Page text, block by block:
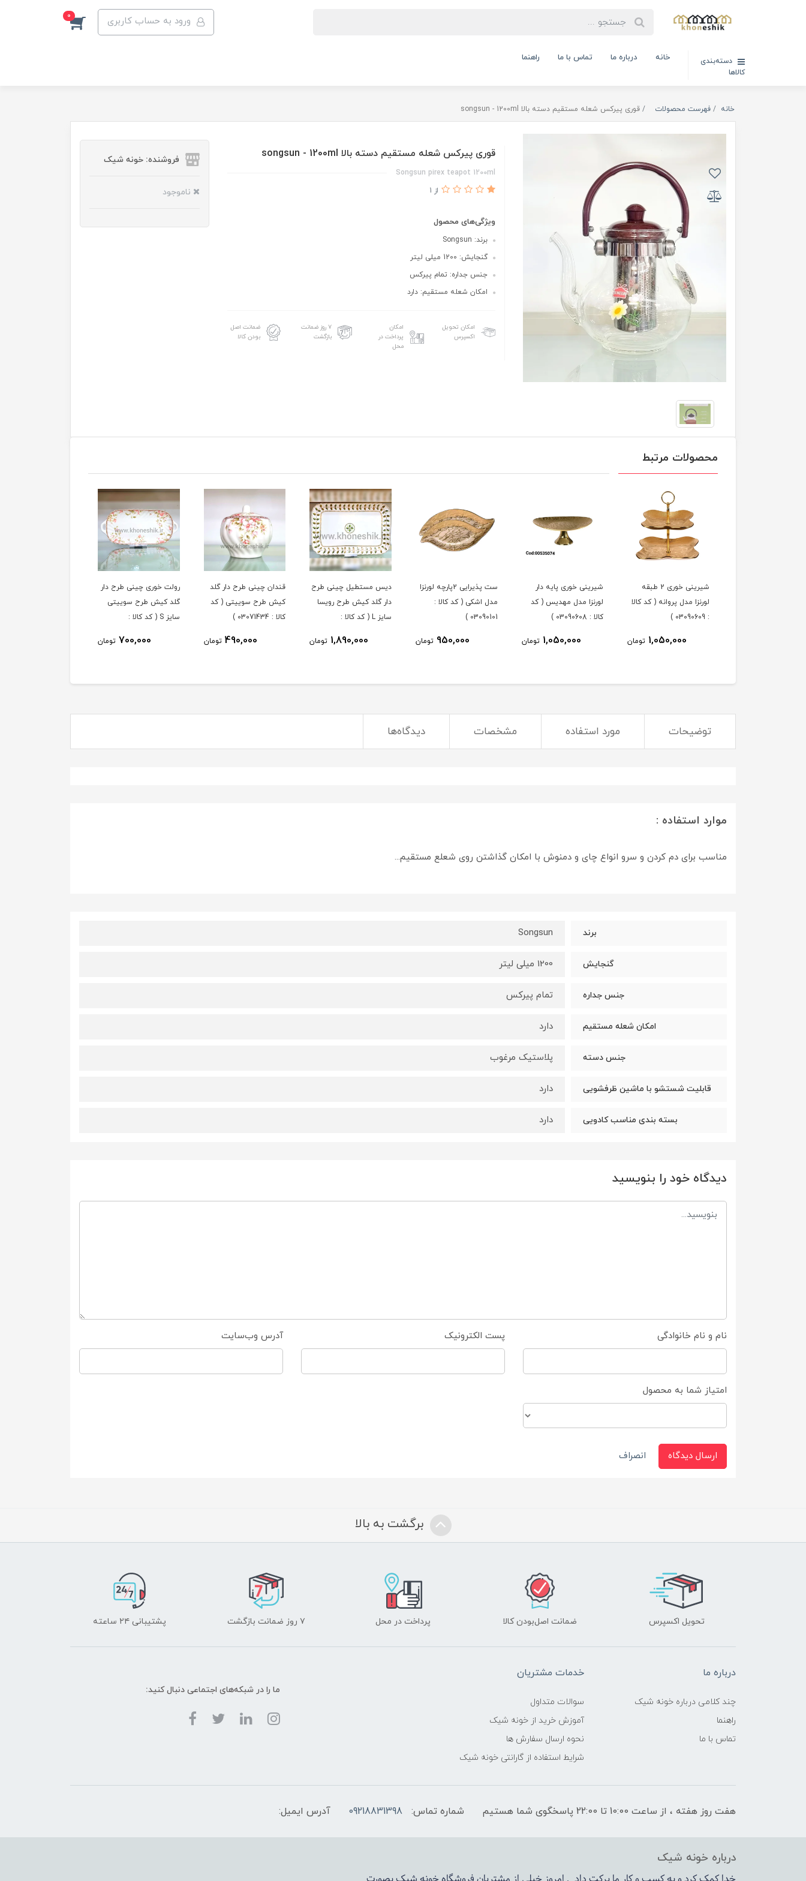
ورود به حساب کاربری 0
دسته‌بندی
کالاها
خانه درباره ما تماس با ما راهنما
خانه فهرست محصولات قوری پیرکس شعله مستقیم دسته بالا songsun - 1200ml
قوری پیرکس شعله مستقیم دسته بالا songsun - 1200ml
Songsun pirex teapot 1200ml
از 1
ویژگی‌های محصول
برند: Songsun
گنجایش: 1200 میلی لیتر
جنس جداره: تمام پیرکس
امکان شعله مستقیم: دارد
امکان تحویل
اکسپرس
امکان
پرداخت در
محل
۷ روز ضمانت
بازگشت
ضمانت اصل
بودن کالا
فروشنده: خونه شیک
ناموجود
محصولات مرتبط
شیرینی خوری 2 طبقه
لورنزا مدل پروانه ( کد کالا
: 03090609 )
1,050,000 تومان
شیرینی خوری پایه دار
لورنزا مدل مهدیس ( کد
کالا : 03090608 )
1,050,000 تومان
ست پذیرایی 2پارچه لورنزا
مدل اشکی ( کد کالا :
03090101 )
950,000 تومان
دیس مستطیل چینی طرح
دار گلد کیش طرح رویسا
سایز L ( کد کالا :
1,890,000 تومان
قندان چینی طرح دار گلد
کیش طرح سوییتی ( کد
کالا : 03071434 )
490,000 تومان
رولت خوری چینی طرح دار
گلد کیش طرح سوییتی
سایز S ( کد کالا :
700,000 تومان
توضیحات مورد استفاده مشخصات دیدگاه‌ها
موارد استفاده :
مناسب برای دم کردن و سرو انواع چای و دمنوش با امکان گذاشتن روی شعلع مستقیم...
برند Songsun
گنجایش 1200 میلی لیتر
جنس جداره تمام پیرکس
امکان شعله مستقیم دارد
جنس دسته پلاستیک مرغوب
قابلیت شستشو با ماشین ظرفشویی دارد
بسته بندی مناسب کادویی دارد
دیدگاه خود را بنویسید
نام و نام خانوادگی پست الکترونیک آدرس وب‌سایت
امتیاز شما به محصول
ارسال دیدگاه انصراف
برگشت به بالا
تحویل اکسپرس ضمانت اصل‌بودن کالا پرداخت در محل ۷ روز ضمانت بازگشت پشتیبانی ۲۴ ساعته
درباره ما
چند کلامی درباره خونه شیک
راهنما
تماس با ما
خدمات مشتریان
سوالات متداول
آموزش خرید از خونه شیک
نحوه ارسال سفارش ها
شرایط استفاده از گارانتی خونه شیک
ما را در شبکه‌های اجتماعی دنبال کنید:
هفت روز هفته ، از ساعت 10:00 تا 22:00 پاسخگوی شما هستیم شماره تماس: 09218831398 آدرس ایمیل:
درباره خونه شیک